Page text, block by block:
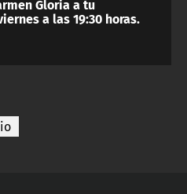
Gloria a tu
a las 19:30 horas.